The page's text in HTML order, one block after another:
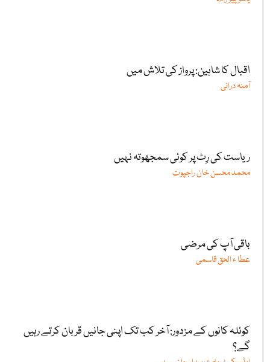
اقبال کا شاہین: پرواز کی تلاش میں
آمنہ درانی
ریاست کی رِٹ پر کوئی سمجھوتہ نہیں
محمد محسن خان راجپوت
باقی آپ کی مرضی
عطا ء الحق قاسمی
کوئلہ کانوں کے مزدور: آخر کب تک اپنی جانیں قربان کرتے رہیں
گے؟